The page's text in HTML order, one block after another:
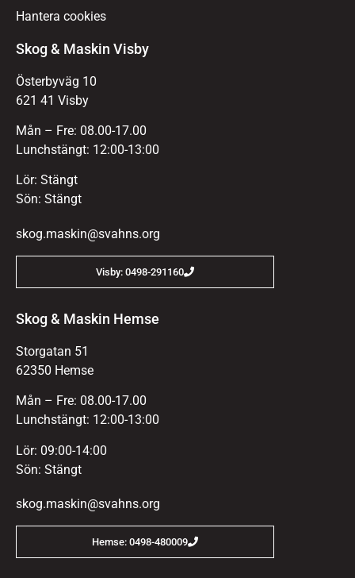
Hantera cookies
Skog & Maskin Visby
Österbyväg 10
621 41 Visby
Mån – Fre: 08.00-17.00
Lunchstängt: 12:00-13:00
Lör: Stängt
Sön: Stängt
skog.maskin@svahns.org
Visby: 0498-291160
Skog & Maskin Hemse
Storgatan 51
62350 Hemse
Mån – Fre: 08.00-17.00
Lunchstängt: 12:00-13:00
Lör: 09:00-14:00
Sön: Stängt
skog.maskin@svahns.org
Hemse: 0498-480009